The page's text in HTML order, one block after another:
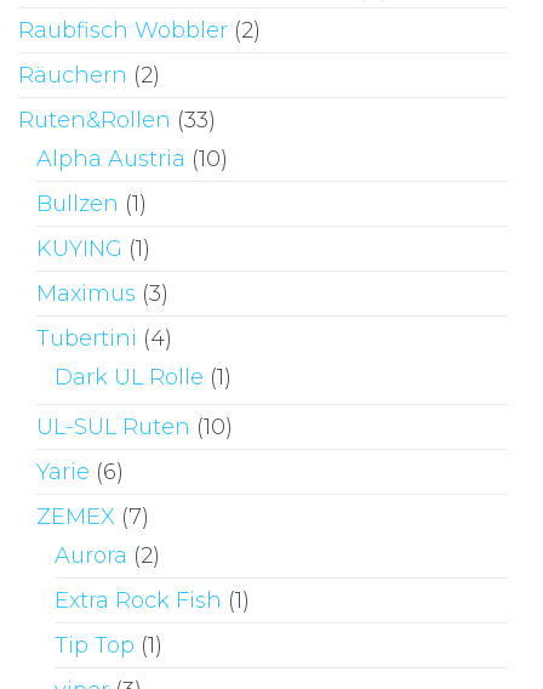
Raubfisch Wobbler (2)
Räuchern (2)
Ruten&Rollen (33)
Alpha Austria (10)
Bullzen (1)
KUYING (1)
Maximus (3)
Tubertini (4)
Dark UL Rolle (1)
UL-SUL Ruten (10)
Yarie (6)
ZEMEX (7)
Aurora (2)
Extra Rock Fish (1)
Tip Top (1)